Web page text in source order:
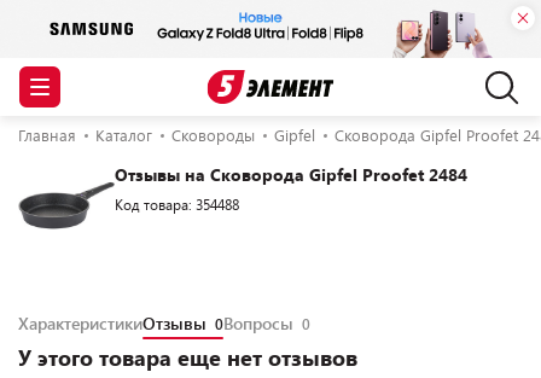
Главная Каталог Сковороды Gipfel Сковорода Gipfel Proofet
Отзывы на Сковорода Gipfel Proofet 2484
Код товара: 354488
ХарактеристикиОтзывы 0Вопросы 0
У этого товара еще нет отзывов